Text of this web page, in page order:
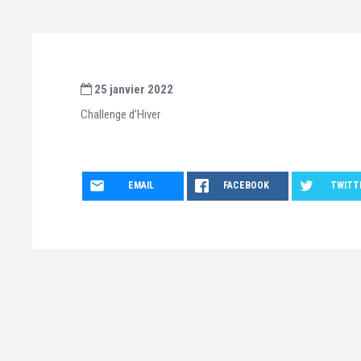
25 janvier 2022
Challenge d’Hiver
EMAIL FACEBOOK